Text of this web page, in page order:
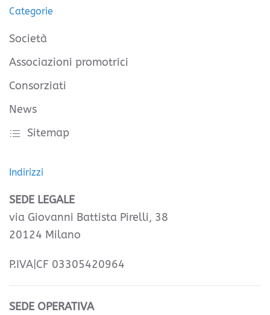
Categorie
Società
Associazioni promotrici
Consorziati
News
Sitemap
Indirizzi
SEDE LEGALE
via Giovanni Battista Pirelli, 38
20124 Milano
P.IVA|CF 03305420964
SEDE OPERATIVA